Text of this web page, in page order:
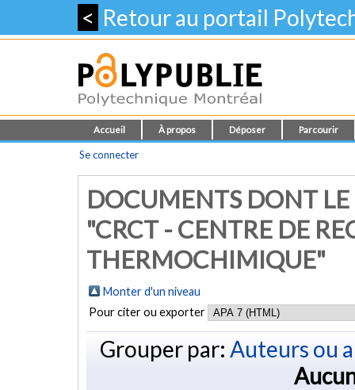
< Retour au portail
Accueil À propos Déposer Parcourir
Se connecter
DOCUMENTS DONT LE
"CRCT - CENTRE DE
THERMOCHIMIQUE"
Monter d'un niveau
Pour citer ou exporter
Grouper par: Auteurs ou